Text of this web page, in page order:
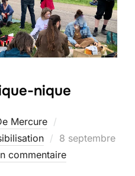
nique
Mercure
Publié
le
8 septembre
commentaire